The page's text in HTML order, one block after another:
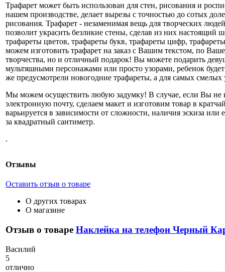
Трафарет может быть использован для стен, рисования и
нашем производстве, делает вырезы с точностью до сотых
рисования. Трафарет - незаменимая вещь для творческих
позволит украсить безликие стены, сделав из них
трафареты цветов, трафареты букв, трафареты цифр,
можем изготовить трафарет на заказ с Вашим текстом, по
творчества, но и отличный подарок! Вы можете подарить
мультяшными персонажами или просто узорами, ребенок
же предусмотрели новогодние трафареты, а для самых смелых
Мы можем осуществить любую задумку! В случае, если Вы не
электронную почту, сделаем макет и изготовим товар в
варьируется в зависимости от сложности, наличия эскиза или
за квадратный сантиметр.
.
Отзывы
Оставить отзыв о товаре
О других товарах
О магазине
Отзыв о товаре Наклейка на телефон Черный
Василий
5
отлично